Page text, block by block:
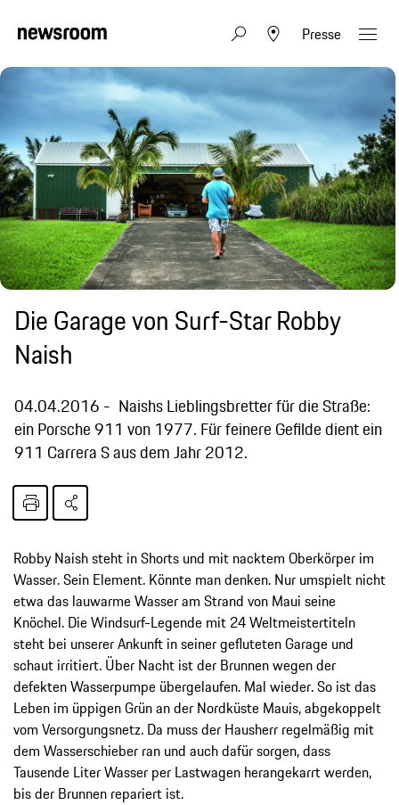
Presse
Die Garage von Surf-Star Robby
Naish
04.04.2016
Naishs Lieblingsbretter für die Straße:
ein Porsche 911 von 1977. Für feinere Gefilde dient ein
911 Carrera S aus dem Jahr 2012.
Robby Naish steht in Shorts und mit nacktem Oberkörper im
Wasser. Sein Element. Könnte man denken. Nur umspielt nicht
etwa das lauwarme Wasser am Strand von Maui seine
Knöchel. Die Windsurf-Legende mit 24 Weltmeistertiteln
steht bei unserer Ankunft in seiner gefluteten Garage und
schaut irritiert. Über Nacht ist der Brunnen wegen der
defekten Wasserpumpe übergelaufen. Mal wieder. So ist das
Leben im üppigen Grün an der Nordküste Mauis, abgekoppelt
vom Versorgungsnetz. Da muss der Hausherr regelmäßig mit
dem Wasserschieber ran und auch dafür sorgen, dass
Tausende Liter Wasser per Lastwagen herangekarrt werden,
bis der Brunnen repariert ist.